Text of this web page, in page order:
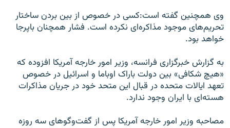
وی همچنين گفته است:کسی در خصوص از بين بردن ساختار
تحريم‌های موجود مذاکره‌ای نکرده است. فشار همچنان باپرجا
خواهد بود.
به گزارش خبرگزاری فرانسه، وزير امور خارجه آمريکا افزوده که
«هيچ شکافی» بين دولت باراک اوباما و اسرائيل در خصوص
تعهد ايالات متحده در قبال اين متحد خود در جريان مذاکرات
هسته‌ای با ايران وجود ندارد.
مصاحبه وزير امور خارجه آمريکا پس از گفت‌وگوهای سه روزه